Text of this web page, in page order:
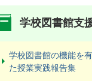
学校図書館支
学校図書館の機能を
た授業実践報告集